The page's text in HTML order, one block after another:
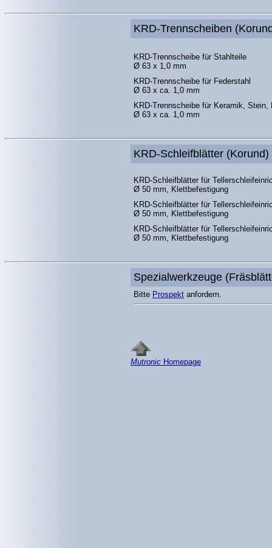
KRD-Trennscheiben
KRD-Trennscheibe für Stahlteile
Ø 63 x 1,0 mm
KRD-Trennscheibe für Federstahl
Ø 63 x ca. 1,0 mm
KRD-Trennscheibe für Keramik,
Ø 63 x ca. 1,0 mm
KRD-Schleifblätter (Korund)
KRD-Schleifblätter für
Ø 50 mm, Klettbefestigung
KRD-Schleifblätter für
Ø 50 mm, Klettbefestigung
KRD-Schleifblätter für
Ø 50 mm, Klettbefestigung
Spezialwerkzeuge
Bitte Prospekt anfordern.
Mutronic Homepage